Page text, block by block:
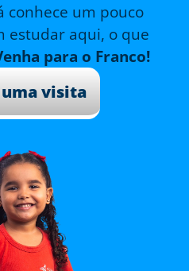
conhece um pouco
estudar aqui, o que
para o Franco!
visita